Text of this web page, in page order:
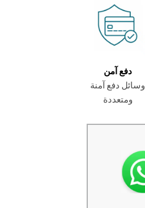
دفع آمن
وسائل دفع آمنة
ومتعددة